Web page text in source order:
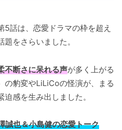
5話は、恋愛ドラマの枠を超え
題をさらいました。
不断さに呆れる声が多く上がる
の豹変やLiLiCoの怪演が、まる
感を生み出しました。
誠也＆小島健の恋愛トーク